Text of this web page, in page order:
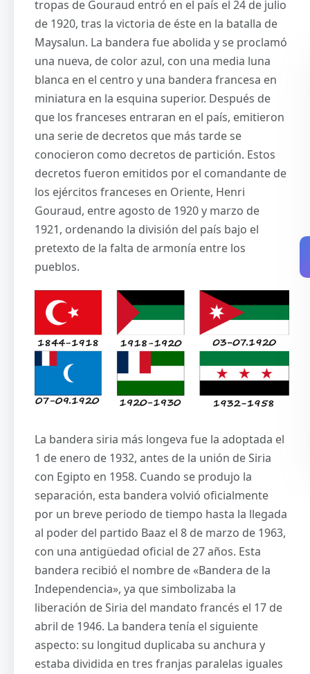
tropas de Gouraud entró en el país el 24 de julio
de 1920, tras la victoria de éste en la batalla de
Maysalun. La bandera fue abolida y se proclamó
una nueva, de color azul, con una media luna
blanca en el centro y una bandera francesa en
miniatura en la esquina superior. Después de
que los franceses entraran en el país, emitieron
una serie de decretos que más tarde se
conocieron como decretos de partición. Estos
decretos fueron emitidos por el comandante de
los ejércitos franceses en Oriente, Henri
Gouraud, entre agosto de 1920 y marzo de
1921, ordenando la división del país bajo el
pretexto de la falta de armonía entre los
pueblos.
La bandera siria más longeva fue la adoptada el
1 de enero de 1932, antes de la unión de Siria
con Egipto en 1958. Cuando se produjo la
separación, esta bandera volvió oficialmente
por un breve periodo de tiempo hasta la llegada
al poder del partido Baaz el 8 de marzo de 1963,
con una antigüedad oficial de 27 años. Esta
bandera recibió el nombre de «Bandera de la
Independencia», ya que simbolizaba la
liberación de Siria del mandato francés el 17 de
abril de 1946. La bandera tenía el siguiente
aspecto: su longitud duplicaba su anchura y
estaba dividida en tres franjas paralelas iguales